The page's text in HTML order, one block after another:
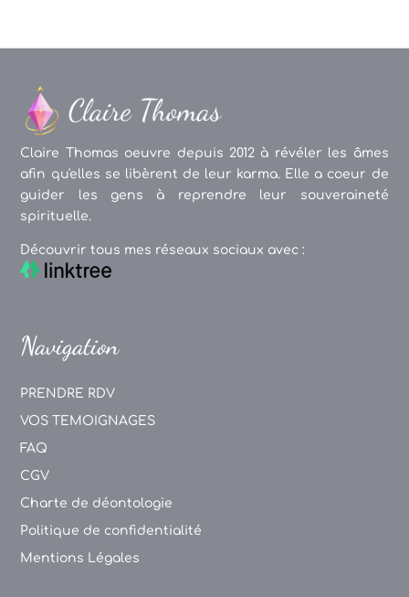
Claire Thomas oeuvre depuis 2012 à révéler les âmes
afin qu'elles se libèrent de leur karma. Elle a coeur de
guider les gens à reprendre leur souveraineté
spirituelle.
Découvrir tous mes réseaux sociaux avec :
Navigation
PRENDRE RDV
VOS TEMOIGNAGES
FAQ
CGV
Charte de déontologie
Politique de confidentialité
Mentions Légales